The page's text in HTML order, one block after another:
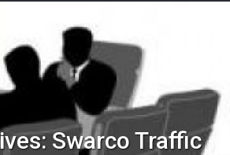
Swarco Traffic